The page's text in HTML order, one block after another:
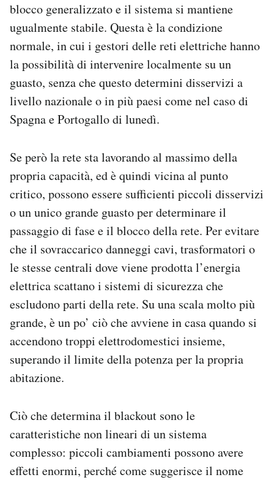
blocco generalizzato e il sistema si mantiene
ugualmente stabile. Questa è la condizione
normale, in cui i gestori delle reti elettriche hanno
la possibilità di intervenire localmente su un
guasto, senza che questo determini disservizi a
livello nazionale o in più paesi come nel caso di
Spagna e Portogallo di lunedì.
Se però la rete sta lavorando al massimo della
propria capacità, ed è quindi vicina al punto
critico, possono essere sufficienti piccoli disservizi
o un unico grande guasto per determinare il
passaggio di fase e il blocco della rete. Per evitare
che il sovraccarico danneggi cavi, trasformatori o
le stesse centrali dove viene prodotta l’energia
elettrica scattano i sistemi di sicurezza che
escludono parti della rete. Su una scala molto più
grande, è un po’ ciò che avviene in casa quando si
accendono troppi elettrodomestici insieme,
superando il limite della potenza per la propria
abitazione.
Ciò che determina il blackout sono le
caratteristiche non lineari di un sistema
complesso: piccoli cambiamenti possono avere
effetti enormi, perché come suggerisce il nome